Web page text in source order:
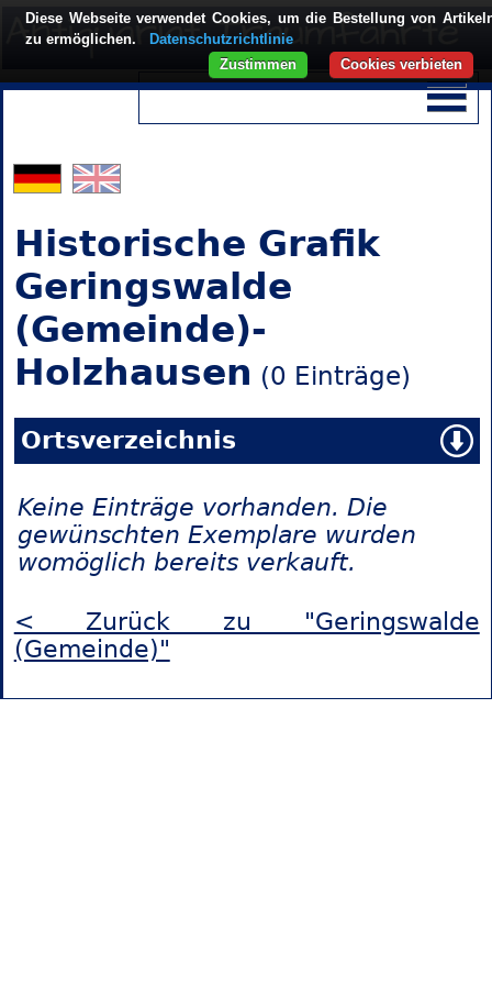
Historische Grafik
Geringswalde
(Gemeinde)-
Holzhausen (0 Einträge)
Ortsverzeichnis
Keine Einträge vorhanden. Die
gewünschten Exemplare wurden
womöglich bereits verkauft.
< Zurück zu "Geringswalde
(Gemeinde)"
Diese Webseite verwendet Cookies, um die Bestellung von
zu ermöglichen.
Datenschutzrichtlinie
Cookies verbieten
Zustimmen